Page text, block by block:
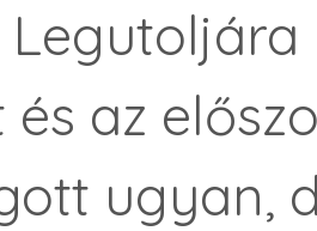
és az
ugyan,